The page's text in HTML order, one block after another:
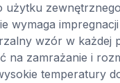
użytku
wymaga impregnacji
wzór w każdej
na zamrażanie i
temperatury